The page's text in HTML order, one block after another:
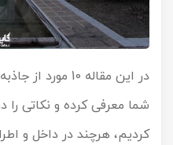
در این مقاله 10
شما معرفی کرده و نکاتی را
کردیم، هرچند در داخل و